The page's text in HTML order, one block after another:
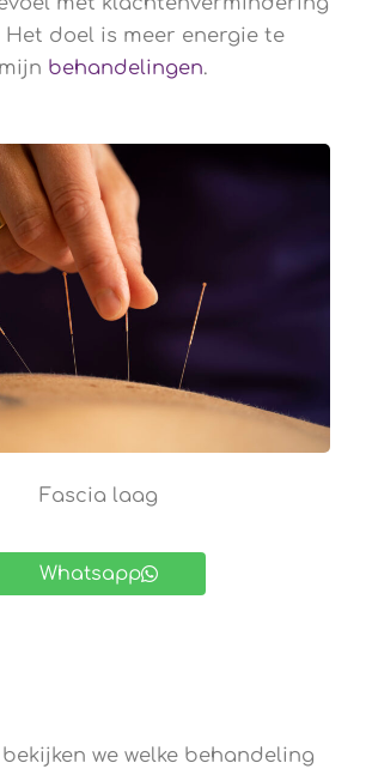
doel is meer energie te
behandelingen.
Fascia laag
Whatsapp
bekijken we welke behandeling